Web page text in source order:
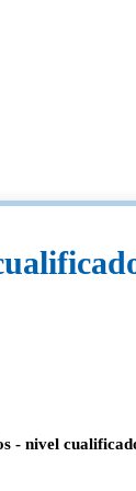
- nivel